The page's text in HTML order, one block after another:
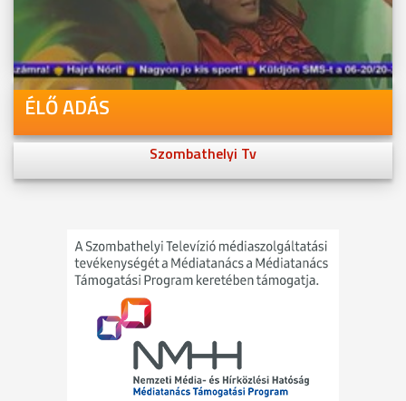
Youtube-csatornánkon is!
ÉLŐ ADÁS
Szombathelyi Tv